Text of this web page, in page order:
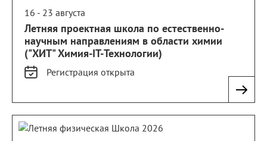
16 - 23 августа
Летняя проектная школа по естественно-
научным направлениям в области химии
("ХИТ" Химия-IT-Технологии)
Регистрация открыта